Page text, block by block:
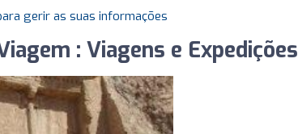
gerir as suas informações
: Viagens e Expedições